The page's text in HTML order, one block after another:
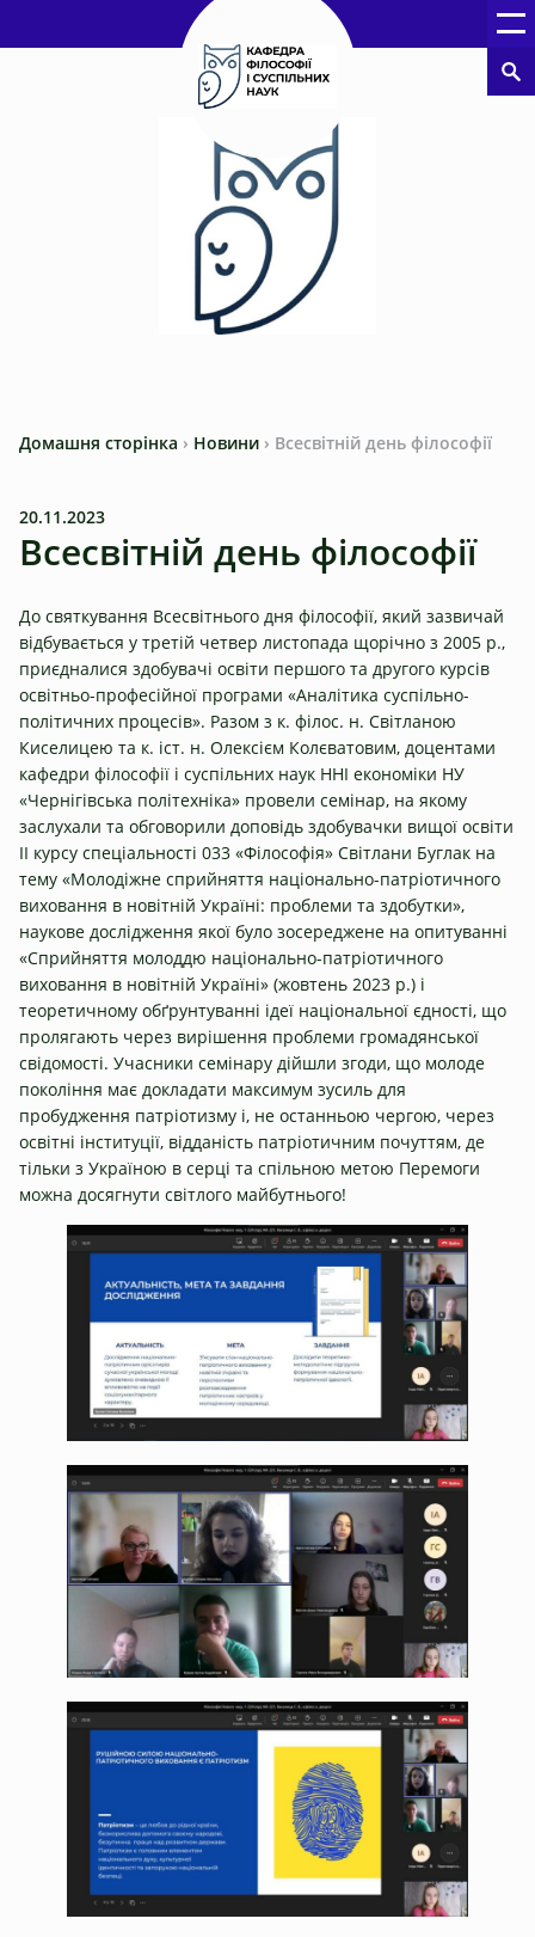
Домашня сторінка › Новини › Всесвітній день філософії
20.11.2023
Всесвітній день філософії
До святкування Всесвітнього дня філософії, який зазвичай
відбувається у третій четвер листопада щорічно з 2005 р.,
приєдналися здобувачі освіти першого та другого курсів
освітньо-професійної програми «Аналітика суспільно-
політичних процесів». Разом з к. філос. н. Світланою
Киселицею та к. іст. н. Олексієм Колєватовим, доцентами
кафедри філософії і суспільних наук ННІ економіки НУ
«Чернігівська політехніка» провели семінар, на якому
заслухали та обговорили доповідь здобувачки вищої освіти
ІІ курсу спеціальності 033 «Філософія» Світлани Буглак на
тему «Молодіжне сприйняття національно-патріотичного
виховання в новітній Україні: проблеми та здобутки»,
наукове дослідження якої було зосереджене на опитуванні
«Сприйняття молоддю національно-патріотичного
виховання в новітній Україні» (жовтень 2023 р.) і
теоретичному обґрунтуванні ідеї національної єдності, що
пролягають через вирішення проблеми громадянської
свідомості. Учасники семінару дійшли згоди, що молоде
покоління має докладати максимум зусиль для
пробудження патріотизму і, не останньою чергою, через
освітні інституції, відданість патріотичним почуттям, де
тільки з Україною в серці та спільною метою Перемоги
можна досягнути світлого майбутнього!